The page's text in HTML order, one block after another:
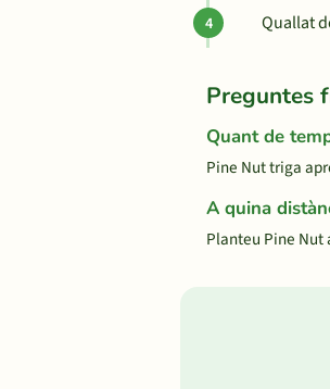
Quallat
Preguntes
Quant de
Pine Nut triga
A quina
Planteu Pine Nut